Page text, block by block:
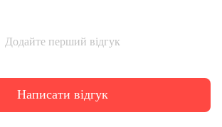
Додайте перший відгук
Написати відгук